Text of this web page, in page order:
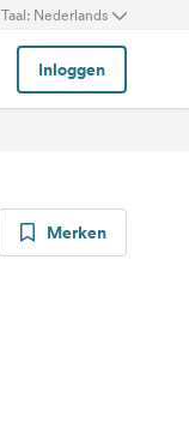
Taal: Nederlands
Inloggen
Merken